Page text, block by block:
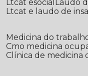
Ltcat esocial
Laudo
Ltcat e laudo de
Medicina do
Cmo medicina
Clínica de medicina